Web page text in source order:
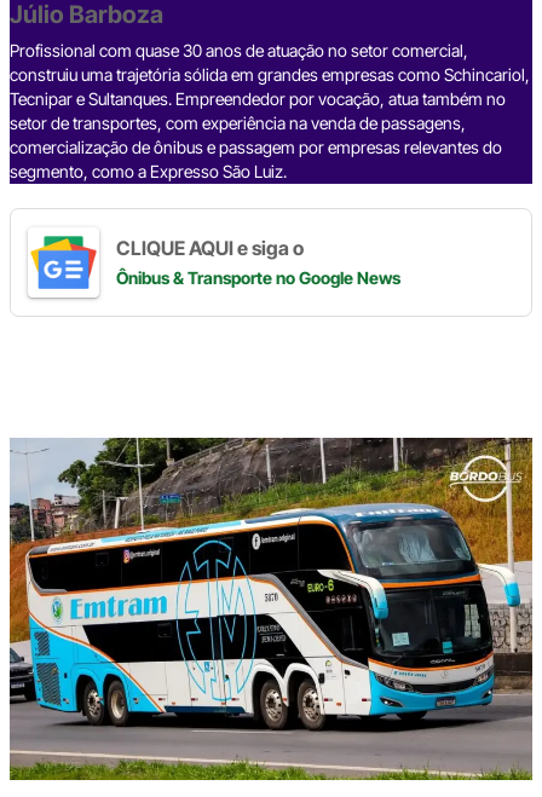
o
k
Júlio Barboza
Profissional com quase 30 anos de atuação no setor comercial,
construiu uma trajetória sólida em grandes empresas como Schincariol,
Tecnipar e Sultanques. Empreendedor por vocação, atua também no
setor de transportes, com experiência na venda de passagens,
comercialização de ônibus e passagem por empresas relevantes do
segmento, como a Expresso São Luiz.
CLIQUE AQUI e siga o
Ônibus & Transporteno Google News
Digite
seu
e-
mail